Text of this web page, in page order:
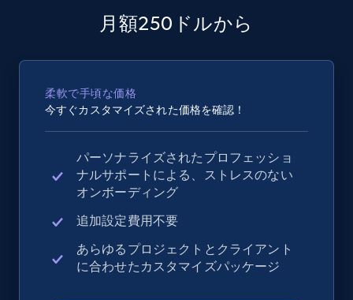
199+ 今すぐ始める
Google Shopping - collects products from
web using keywords
Rating, Reviews count, Images, Variations, and
more.
2.4K+ 199+
月額250ドルから
柔軟で手頃な価格
今すぐカスタマイズされた価格を確認！
パーソナライズされたプロフェッショ
ナルサポートによる、ストレスのない
オンボーディング
追加設定費用不要
あらゆるプロジェクトとクライアント
に合わせたカスタマイズパッケージ